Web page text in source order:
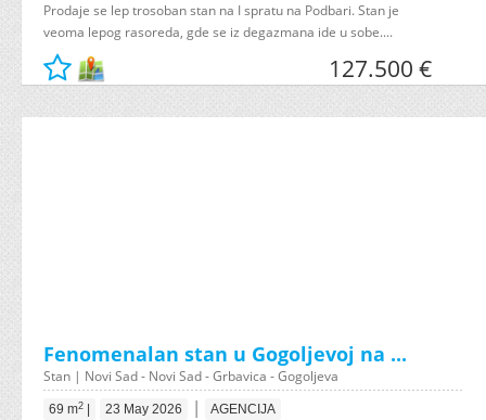
Prodaje se lep trosoban stan na I spratu na Podbari. Stan je
veoma lepog rasoreda, gde se iz degazmana ide u sobe....
127.500 €
Fenomenalan stan u Gogoljevoj na ...
Stan | Novi Sad - Novi Sad - Grbavica - Gogoljeva
69 m2 23 May 2026 | AGENCIJA